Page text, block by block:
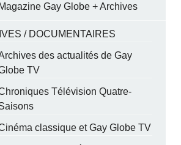
Magazine Gay Globe + Archives
/ DOCUMENTAIRES
des actualités de Gay
TV
Télévision Quatre-
classique et Gay Globe TV